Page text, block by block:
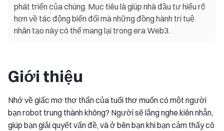
phát triển của chúng. Mục tiêu là giúp nhà đầu tư hiểu rõ
hơn về tác động biến đổi mà những đồng hành trí tuệ
nhân tạo này có thể mang lại trong era Web3.
Giới thiệu
Nhớ về giấc mơ thơ thẩn của tuổi thơ muốn có một người
bạn robot trung thành không? Người sẽ lắng nghe kiên nhẫn,
giúp bạn giải quyết vấn đề, và ở bên bạn khi bạn cảm thấy cô